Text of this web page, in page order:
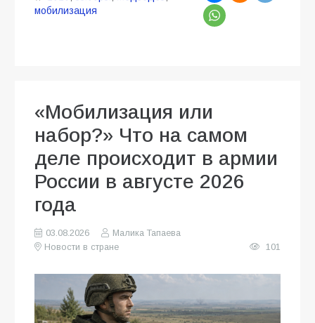
мобилизация
«Мобилизация или
набор?» Что на самом
деле происходит в армии
России в августе 2026
года
03.08.2026
Малика Тапаева
Новости в стране
101